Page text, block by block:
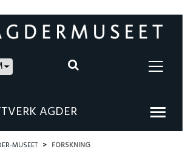
AGDER
MUSEET FORSKNING